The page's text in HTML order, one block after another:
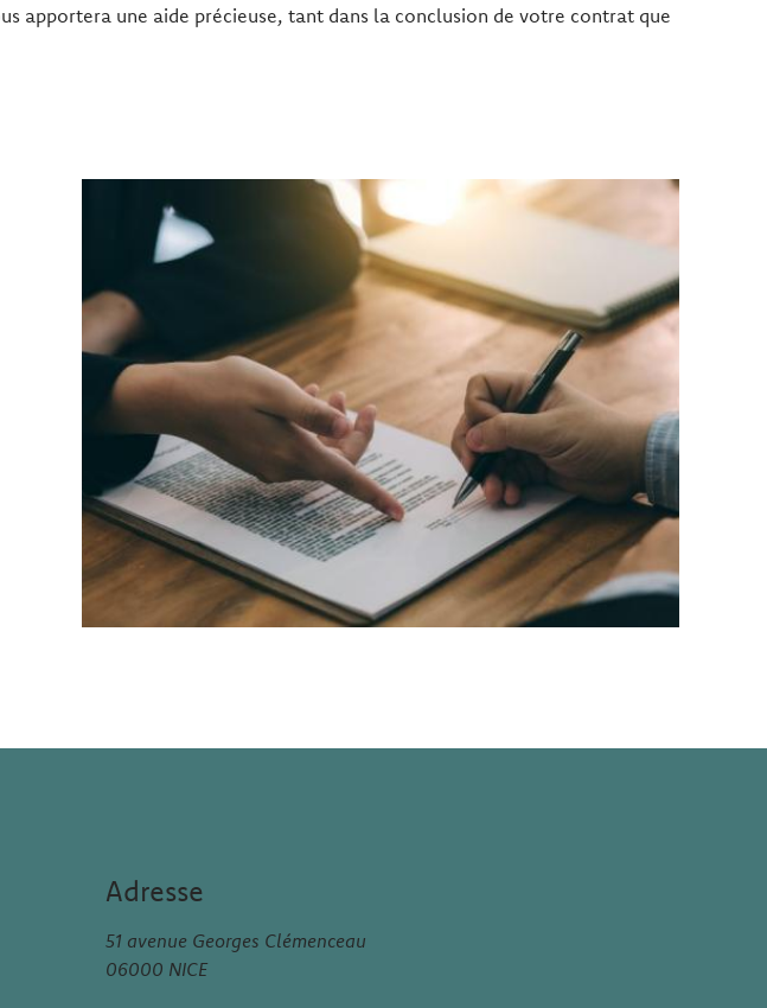
apportera une aide précieuse, tant dans la conclusion de votre contrat que
Adresse
51 avenue Georges Clémenceau
06000 NICE